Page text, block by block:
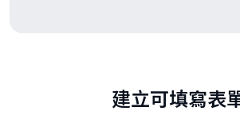
建立可填寫表